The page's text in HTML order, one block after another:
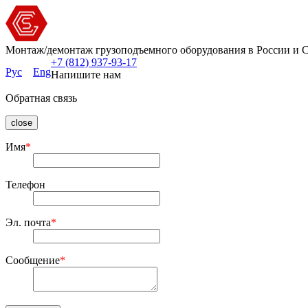
Монтаж/демонтаж грузоподъемного оборудования в России и
Рус
Eng
+7 (812) 937-93-17
Напишите нам
Обратная связь
close
Имя*
Телефон
Эл. почта*
Сообщение*